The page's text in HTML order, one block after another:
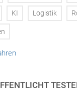
KI Logistik